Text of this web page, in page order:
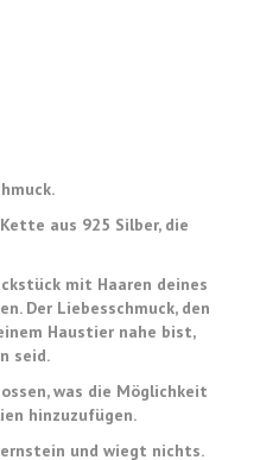
aus 925 Silber, die
mit Haaren deines
Der Liebesschmuck, den
Haustier nahe bist,
seid.
was die Möglichkeit
hinzuzufügen.
und wiegt nichts.